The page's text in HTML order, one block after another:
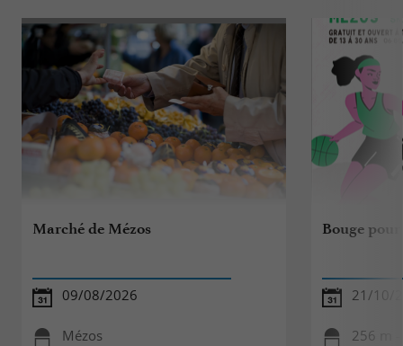
Marché de Mézos
09/08/2026
Mézos
Bouge
21/10/
256 m